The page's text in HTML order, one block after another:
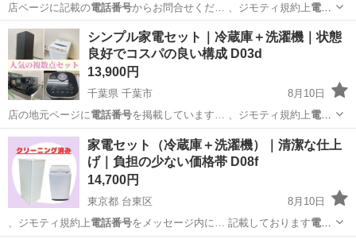
店ページに記載の電話番号からお問合せくだ… 、ジモティ規約上電話
番号をメッセージ内に… まう為こちらから電話番号を提示する形に
な…
神奈川 横浜市 キッチン家電 商品
シンプル家電セット｜冷蔵庫＋洗濯機｜状態
良好でコスパの良い構成 D03d
13,900円
千葉県 千葉市
8月10日
店の地元ページに電話番号を掲載しています… 、ジモティ規約上電話
番号をメッセージ内に… まう為こちらから電話番号を提示する形に
な…
千葉 千葉市 キッチン家電 AQR
家電セット（冷蔵庫＋洗濯機）｜清潔な仕上
げ｜負担の少ない価格帯 D08f
14,700円
東京都 台東区
8月10日
、ジモティ規約上電話番号をメッセージ内に… 記載しております電話